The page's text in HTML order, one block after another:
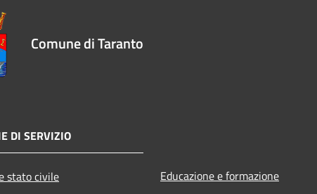
Comune di Taranto
DI SERVIZIO
stato civile
Educazione e formazione